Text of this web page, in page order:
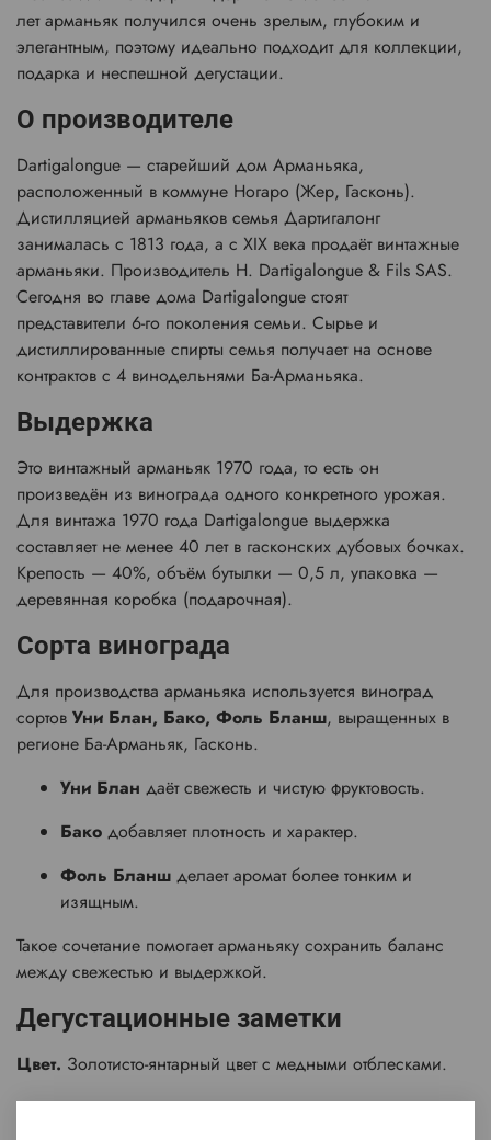
лет арманьяк получился очень зрелым, глубоким и
элегантным, поэтому идеально подходит для коллекции,
подарка и неспешной дегустации.
О производителе
Dartigalongue — старейший дом Арманьяка,
расположенный в коммуне Ногаро (Жер, Гасконь).
Дистилляцией арманьяков семья Дартигалонг
занималась с 1813 года, а с XIX века продаёт винтажные
арманьяки. Производитель H. Dartigalongue & Fils SAS.
Сегодня во главе дома Dartigalongue стоят
представители 6-го поколения семьи. Сырье и
дистиллированные спирты семья получает на основе
контрактов с 4 винодельнями Ба-Арманьяка.
Выдержка
Это винтажный арманьяк 1970 года, то есть он
произведён из винограда одного конкретного урожая.
Для винтажа 1970 года Dartigalongue выдержка
составляет не менее 40 лет в гасконских дубовых бочках.
Крепость — 40%, объём бутылки — 0,5 л, упаковка —
деревянная коробка (подарочная).
Сорта винограда
Для производства арманьяка используется виноград
сортов Уни Блан, Бако, Фоль Бланш, выращенных в
регионе Ба-Арманьяк, Гасконь.
Уни Блан даёт свежесть и чистую фруктовость.
Бако добавляет плотность и характер.
Фоль Бланш делает аромат более тонким и
изящным.
Такое сочетание помогает арманьяку сохранить баланс
между свежестью и выдержкой.
Дегустационные заметки
Цвет. Золотисто-янтарный цвет с медными отблесками.
Аромат. Многогранный, сотканный из нот сухофруктов,